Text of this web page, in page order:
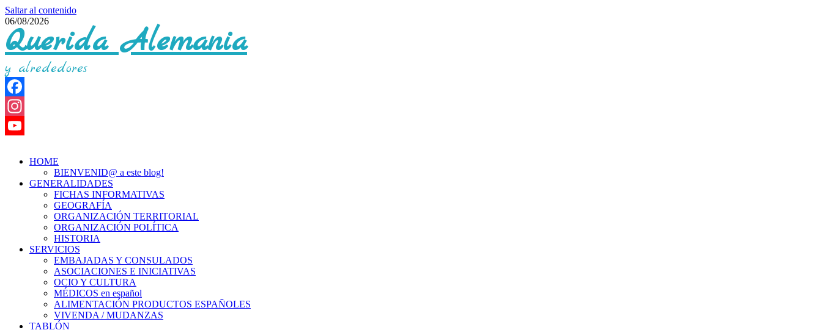
Saltar al contenido
06/08/2026
Querida Alemania
y alrededores
Facebook
Instagram
ChannelHOME
BIENVENID@ a este blog!
GENERALIDADES
FICHAS INFORMATIVAS
GEOGRAFÍA
ORGANIZACIÓN TERRITORIAL
ORGANIZACIÓN POLÍTICA
HISTORIA
SERVICIOS
EMBAJADAS Y CONSULADOS
ASOCIACIONES E INICIATIVAS
OCIO Y CULTURA
MÉDICOS en español
ALIMENTACIÓN PRODUCTOS ESPAÑOLES
VIVENDA / MUDANZAS
TABLÓN